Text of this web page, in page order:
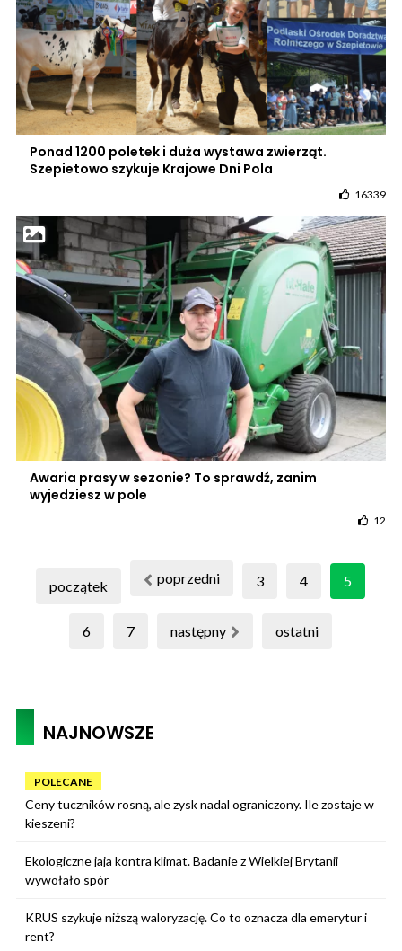
Ponad 1200 poletek i duża wystawa zwierząt.
Szepietowo szykuje Krajowe Dni Pola
16339
Awaria prasy w sezonie? To sprawdź, zanim
wyjedziesz w pole
12
początek poprzedni 3 4 5
6 7 następny ostatni
NAJNOWSZE
POLECANE
Ceny tuczników rosną, ale zysk nadal ograniczony. Ile zostaje w
kieszeni?
Ekologiczne jaja kontra klimat. Badanie z Wielkiej Brytanii
wywołało spór
KRUS szykuje niższą waloryzację. Co to oznacza dla emerytur i
rent?